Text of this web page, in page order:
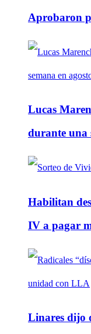
Aprobaron
Lucas
durante una
Habilitan
IV a pagar
Linares dijo